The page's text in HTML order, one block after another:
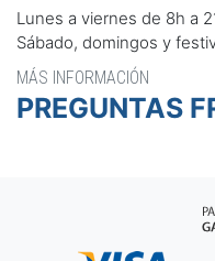
Lunes a viernes de 8h a
Sábado, domingos y
MÁS INFORMACIÓN
PREGUNTAS